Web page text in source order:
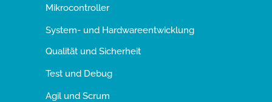
Mikrocontroller
System- und Hardwareentwicklung
Qualität und Sicherheit
Test und Debug
Agil und Scrum